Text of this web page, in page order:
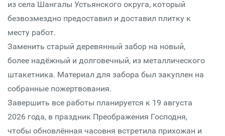
из села Шангалы Устьянского округа, который
безвозмездно предоставил и доставил плитку к
месту работ.
Заменить старый деревянный забор на новый,
более надёжный и долговечный, из металлического
штакетника. Материал для забора был закуплен на
собранные пожертвования.
Завершить все работы планируется к 19 августа
2026 года, в праздник Преображения Господня,
чтобы обновлённая часовня встретила прихожан и